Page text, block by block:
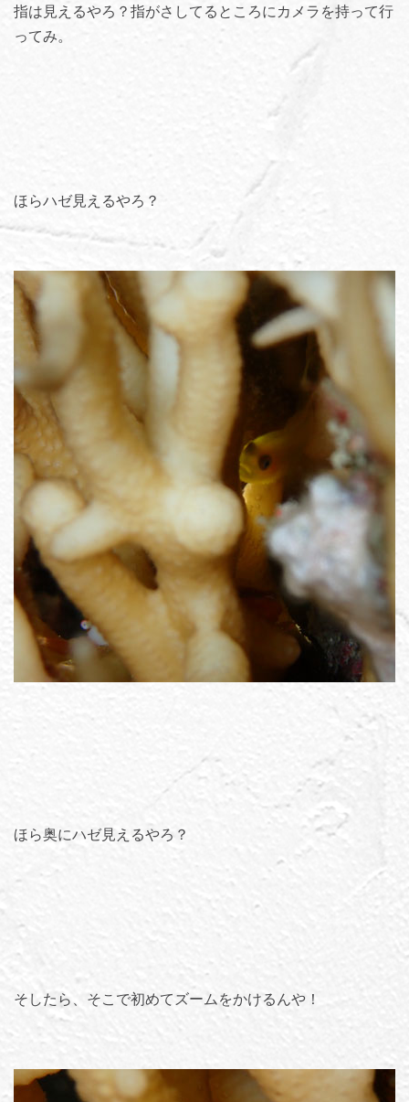
指は見えるやろ？指がさしてるところにカメラを持って行
ってみ。
ほらハゼ見えるやろ？
ほら奥にハゼ見えるやろ？
そしたら、そこで初めてズームをかけるんや！